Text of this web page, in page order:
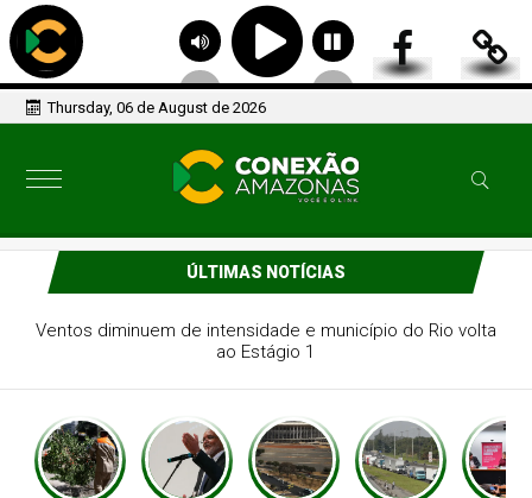
Thursday, 06 de August de 2026
ÚLTIMAS NOTÍCIAS
Busca por profundidade e dinamismo marca 40 anos do
Revista Brasil